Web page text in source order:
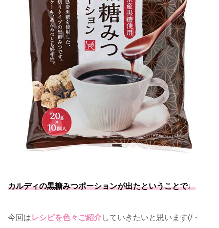
カルディの黒糖みつポーションが出たということで♩
今回はレシピを色々ご紹介していきたいと思います(/・